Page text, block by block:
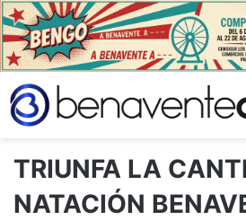
TRIUNFA LA
NATACIÓN